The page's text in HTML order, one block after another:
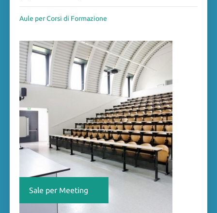
Aule per Corsi di Formazione
Sale per Meeting